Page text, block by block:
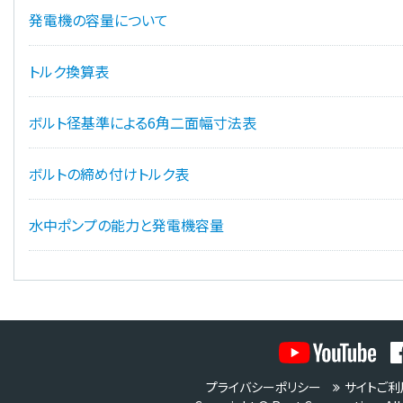
発電機の容量について
トルク換算表
ボルト径基準による6角二面幅寸法表
ボルトの締め付けトルク表
水中ポンプの能力と発電機容量
プライバシーポリシー
サイトご